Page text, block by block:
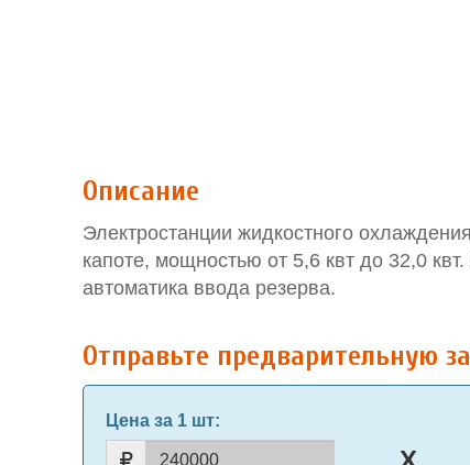
Описание
Электростанции жидкостного
капоте, мощностью от 5,6 квт до 32,0
автоматика ввода резерва.
Отправьте предварительную
Цена за 1 шт: